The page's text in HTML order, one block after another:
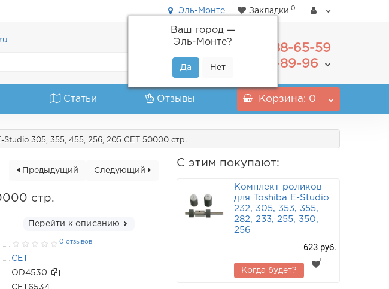
Эль-Монте
Ваш город —
Эль-Монте?
Закладки 0
488-65-59
+7(800) 555-89-96
Статьи Отзывы Корзина: 0
Studio 305, 355, 455, 256, 205 CET 50000 стр.
Следующий
Предыдущий
стр.
Перейти к описанию
0 отзывов
CET
OD4530
CET6534
С этим покупают:
Комплект роликов
для Toshiba E-Studio
232, 305, 353, 355,
282, 233, 255, 350,
256
623 руб.
Когда будет?